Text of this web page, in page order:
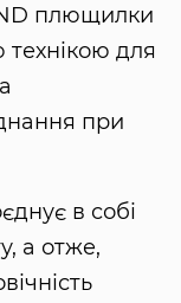
плющилки
технікою для
при
в собі
а отже,